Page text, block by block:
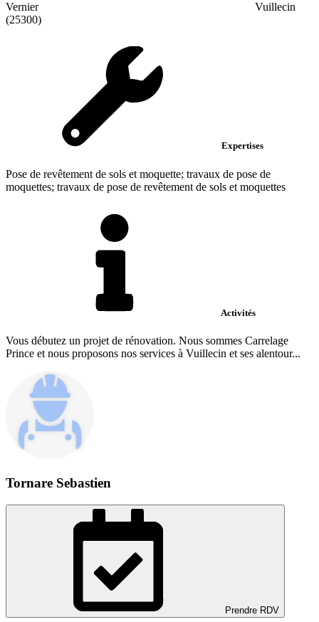
Vernier
Vuillecin
(25300)
Expertises
Pose de revêtement de sols et moquette; travaux de pose de
moquettes; travaux de pose de revêtement de sols et moquettes
Activités
Vous débutez un projet de rénovation. Nous sommes Carrelage
Prince et nous proposons nos services à Vuillecin et ses alentour...
Tornare Sebastien
Prendre RDV